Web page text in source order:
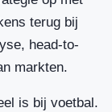
terug bij
head-to-
markten.
is bij voetbal.